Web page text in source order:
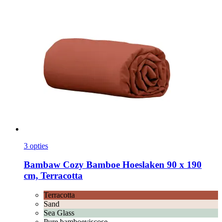
3 opties
Bambaw Cozy Bamboe Hoeslaken 90 x 190
cm, Terracotta
Terracotta
Sand
Sea Glass